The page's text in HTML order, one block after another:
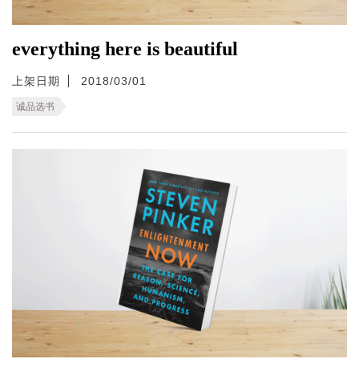
everything here is beautiful
上架日期 2018/03/01
诚品选书